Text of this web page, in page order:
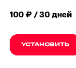
100 ₽ / 30 дней
УСТАНОВИТЬ